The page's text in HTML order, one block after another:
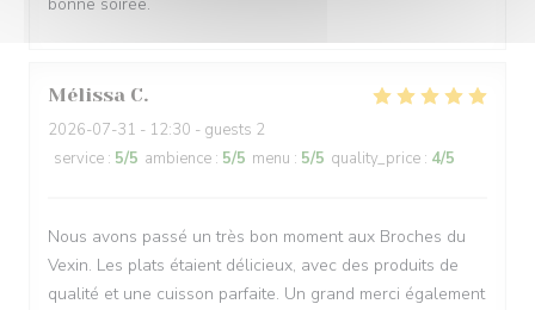
Mélissa C
2026-07-31 - 12:30 - guests 2
service : 5/5 ambience : 5/5 menu : 5/5 quality_price : 4/5
Nous avons passé un très bon moment aux Broches du
Vexin. Les plats étaient délicieux, avec des produits de
qualité et une cuisson parfaite. Un grand merci également